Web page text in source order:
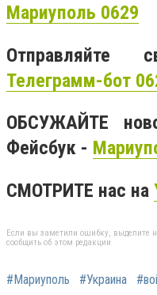
Мариуполь 0629
Отправляйте
Телеграмм-бот
ОБСУЖАЙТЕ
Фейсбук -
СМОТРИТЕ нас на
Если вы заметили ошибку, выделите
сообщить об этом редакции
#Мариуполь #Украина